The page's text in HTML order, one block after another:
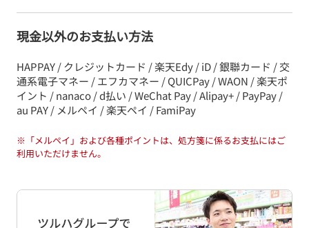
現金以外のお支払い方法
HAPPAY / クレジットカード / 楽天Edy / iD / 銀聯カード / 交
通系電子マネー / エフカマネー / QUICPay / WAON / 楽天ポ
イント / nanaco / d払い / WeChat Pay / Alipay+ / PayPay /
au PAY / メルペイ / 楽天ペイ / FamiPay
※ 「メルペイ」および各種ポイントは、処方箋に係るお支払にはご
利用いただけません。